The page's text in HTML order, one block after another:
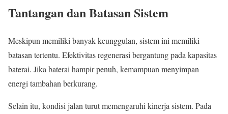
Tantangan dan Batasan Sistem
Meskipun memiliki banyak keunggulan, sistem ini memiliki
batasan tertentu. Efektivitas regenerasi bergantung pada kapasitas
baterai. Jika baterai hampir penuh, kemampuan menyimpan
energi tambahan berkurang.
Selain itu, kondisi jalan turut memengaruhi kinerja sistem. Pada